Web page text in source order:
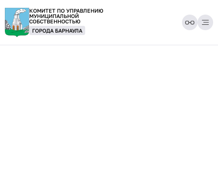
КОМИТЕТ ПО УПРАВЛЕНИЮ
МУНИЦИПАЛЬНОЙ
СОБСТВЕННОСТЬЮ
ГОРОДА БАРНАУЛА